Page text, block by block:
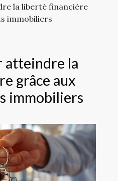
la liberté financière
immobiliers
atteindre la
grâce aux
immobiliers